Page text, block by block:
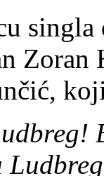
singla
Zoran